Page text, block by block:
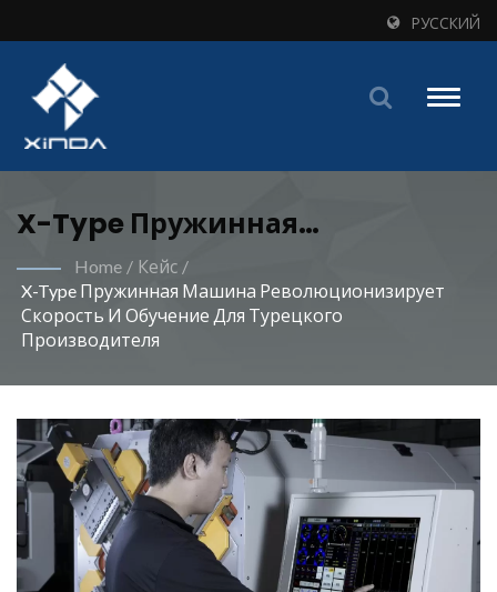
РУССКИЙ
Toggle
X-Type Пружинная
Формовочная Машина
Увеличивает Скорость
Производства В Четыре Раза |
Инновационные Пружинные
Формовочные Машины Для
Мировых Производителей -
Xinda
Home / Кейс /
X-Type Пружинная Машина Революционизирует
Скорость И Обучение Для Турецкого
Производителя